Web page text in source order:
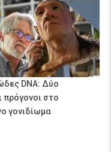
DNA: Δύο
πρόγονοι στο
γονιδίωμα